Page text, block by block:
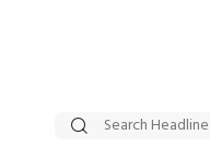
सट्टेबाजी में